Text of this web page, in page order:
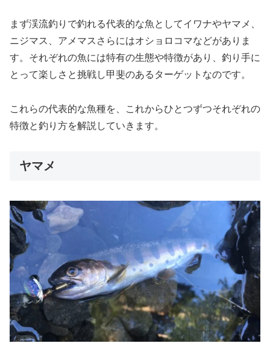
まず渓流釣りで釣れる代表的な魚としてイワナやヤマメ、
ニジマス、アメマスさらにはオショロコマなどがありま
す。それぞれの魚には特有の生態や特徴があり、釣り手に
とって楽しさと挑戦し甲斐のあるターゲットなのです。
これらの代表的な魚種を、これからひとつずつそれぞれの
特徴と釣り方を解説していきます。
ヤマメ